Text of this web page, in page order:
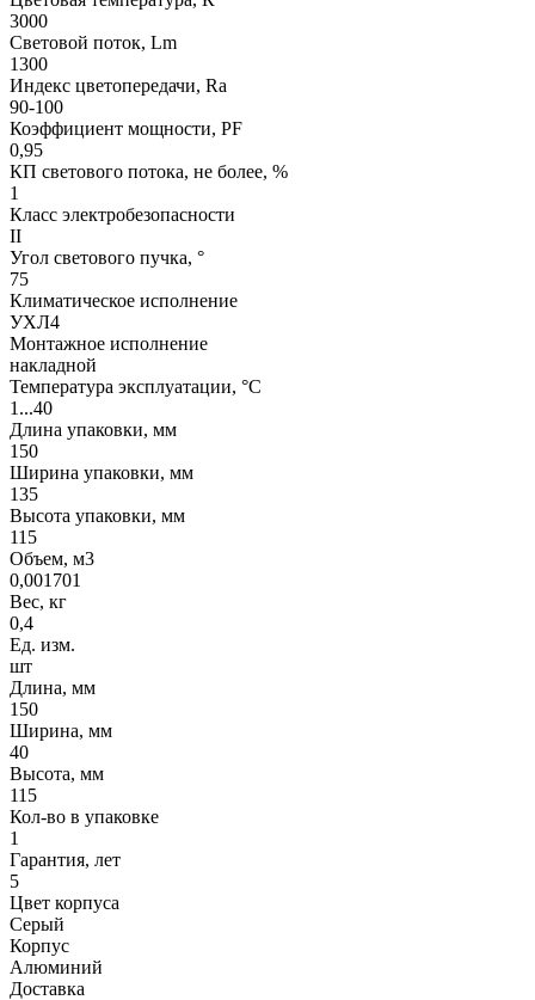
3000
Световой поток, Lm
1300
Индекс цветопередачи, Ra
90-100
Коэффициент мощности, PF
0,95
КП светового потока, не более, %
1
Класс электробезопасности
II
Угол светового пучка, °
75
Климатическое исполнение
УХЛ4
Монтажное исполнение
накладной
Температура эксплуатации, °С
1...40
Длина упаковки, мм
150
Ширина упаковки, мм
135
Высота упаковки, мм
115
Объем, м3
0,001701
Вес, кг
0,4
Ед. изм.
шт
Длина, мм
150
Ширина, мм
40
Высота, мм
115
Кол-во в упаковке
1
Гарантия, лет
5
Цвет корпуса
Серый
Корпус
Алюминий
Доставка